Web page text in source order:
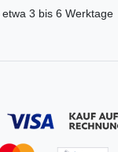
3 bis 6 Werktage